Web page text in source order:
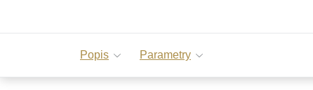
Popis Parametry